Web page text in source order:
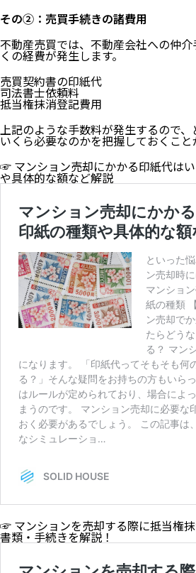
その②：売買手続きの諸費用
不動産売買では、不動産会社への仲
くの経費が発生します。
売買契約書の印紙代
司法書士依頼料
抵当権抹消登記費用
上記のような手数料が発生するので
いくら必要なのかを把握しておくこと
☞ マンション売却にかかる印紙代は
や具体的な額など解説
☞ マンションを売却する際に抵当権
書類・手続きを解説！